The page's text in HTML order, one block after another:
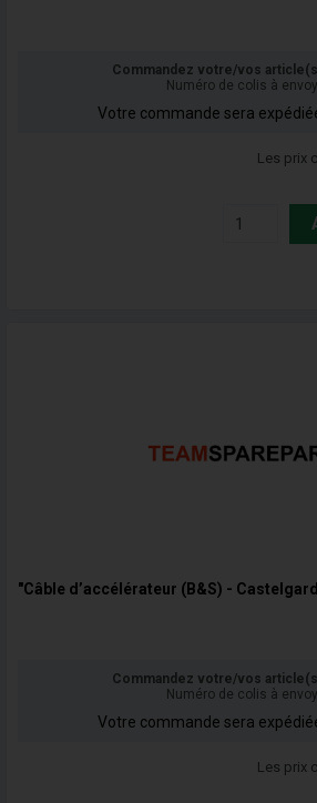
Commandez votre/vos
Numéro de colis à
Votre commande sera
Les prix
"Câble d’accélérateur (B&S) -
Commandez votre/vos
Numéro de colis à
Votre commande sera
Les prix